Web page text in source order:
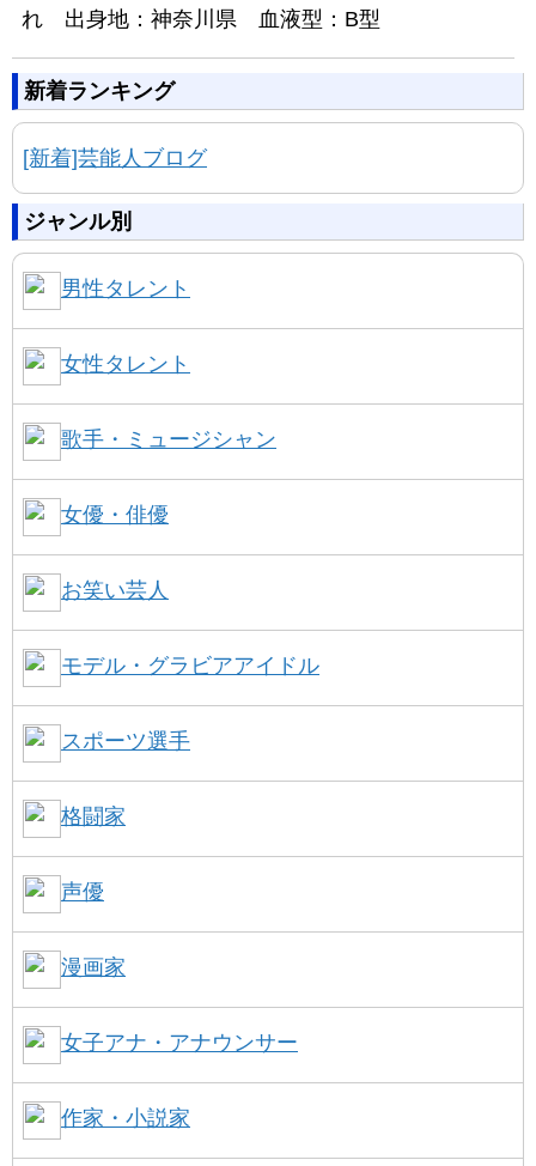
れ 出身地：神奈川県 血液型：B型
新着ランキング
[新着]芸能人ブログ
ジャンル別
男性タレント
女性タレント
歌手・ミュージシャン
女優・俳優
お笑い芸人
モデル・グラビアアイドル
スポーツ選手
格闘家
声優
漫画家
女子アナ・アナウンサー
作家・小説家